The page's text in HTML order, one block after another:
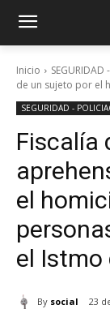
Inicio SEGURIDAD
de un sujeto por el
SEGURIDAD -
Fiscalía
el
el Istmo
By social 23